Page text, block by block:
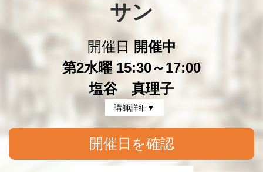
サン
開催日
開催中
第2水曜 15:30～17:00
塩谷 真理子
講師詳細▼
開催日を確認